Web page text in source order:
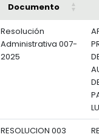
Documento
Resolución
Administrativa 007-
2025
RESOLUCION 003